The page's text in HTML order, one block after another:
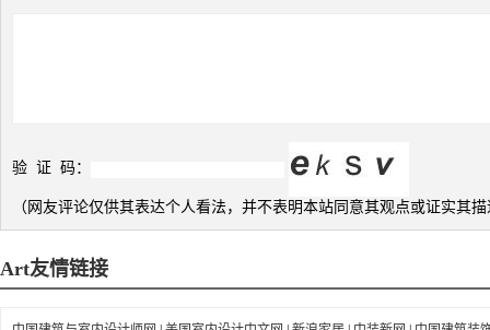
验 证 码：
（网友评论仅供其表达个人看法，并不表明本站同意其观点或证实其
Art友情链接